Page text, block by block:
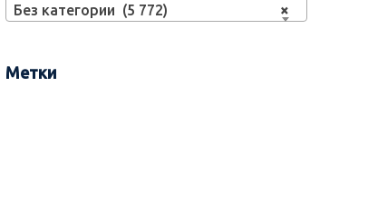
×
Без категории (5 772)
Метки